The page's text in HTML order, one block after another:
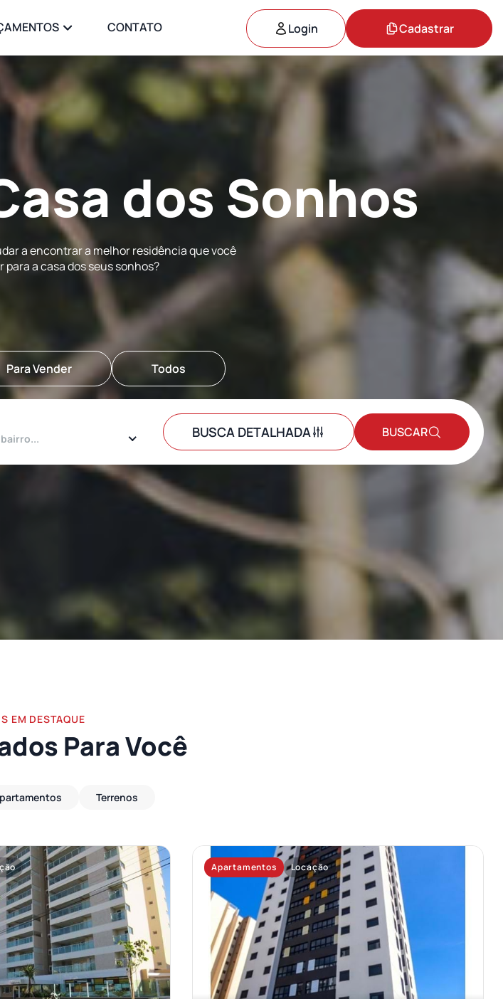
CONTATO Login Cadastrar
Perfeita
a encontrar a melhor residência que você
a casa dos seus sonhos?
Para Vender Todos
BUSCA DETALHADA BUSCAR
EM DESTAQUE
Para Você
Terrenos
Apartamentos Locação